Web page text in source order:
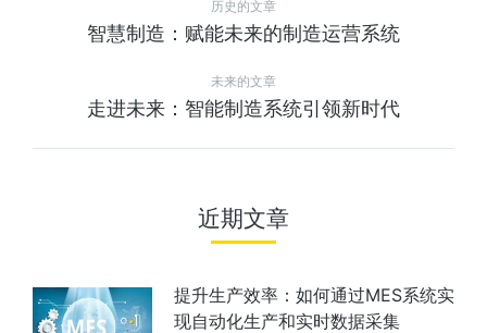
历史的文章
智慧制造：赋能未来的制造运营系统
未来的文章
走进未来：智能制造系统引领新时代
近期文章
提升生产效率：如何通过MES系统实
现自动化生产和实时数据采集